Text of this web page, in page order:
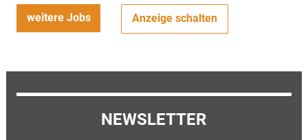
weitere Jobs Anzeige schalten
NEWSLETTER